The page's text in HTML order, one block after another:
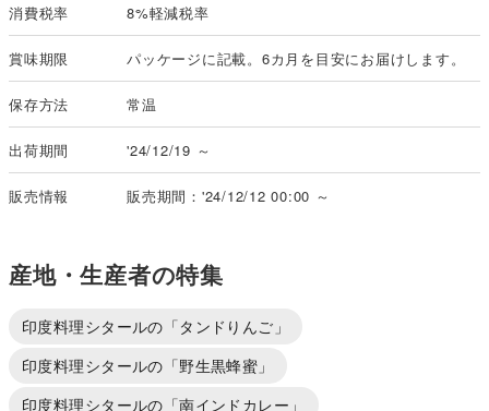
消費税率 8%軽減税率
賞味期限 パッケージに記載。6カ月を目安にお届けします。
保存方法 常温
出荷期間 '24/12/19 ～
販売情報 販売期間：'24/12/12 00:00 ～
産地・生産者の特集
印度料理シタールの「タンドりんご」
印度料理シタールの「野生黒蜂蜜」
印度料理シタールの「南インドカレー」